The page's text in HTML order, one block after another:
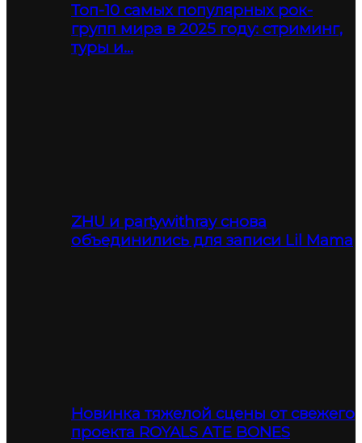
Топ-10 самых популярных рок-
групп мира в 2025 году: стриминг,
туры и…
ZHU и partywithray снова
объединились для записи Lil Mama
Новинка тяжелой сцены от свежего
проекта ROYALS ATE BONES